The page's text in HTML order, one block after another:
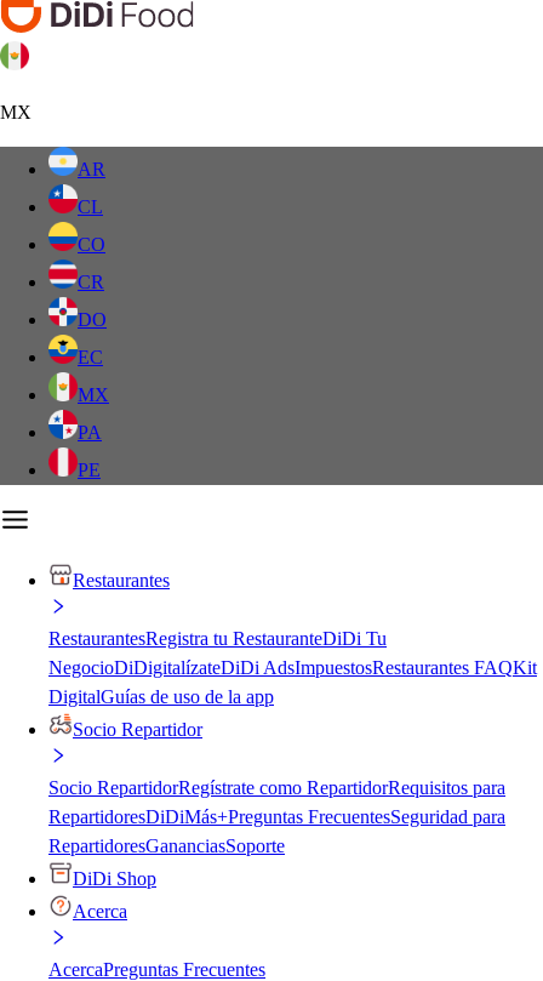
MX
AR
CL
CO
CR
DO
EC
MX
PA
PE
Restaurantes
RestaurantesRegistra tu RestauranteDiDi Tu
NegocioDiDigitalízateDiDi AdsImpuestosRestaurantes FAQKit
DigitalGuías de uso de la app
Socio Repartidor
Socio RepartidorRegístrate como RepartidorRequisitos para
RepartidoresDiDiMás+Preguntas FrecuentesSeguridad para
RepartidoresGananciasSoporte
DiDi Shop
Acerca
AcercaPreguntas Frecuentes